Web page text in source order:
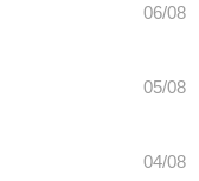
06/08
05/08
04/08